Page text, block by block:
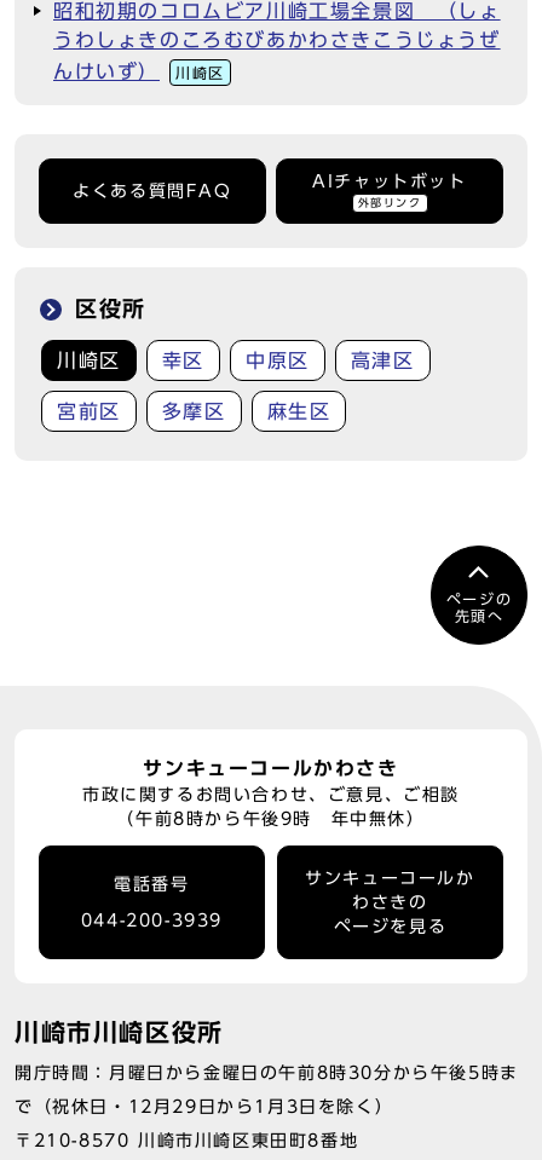
昭和初期のコロムビア川崎工場全景図 （しょ
うわしょきのころむびあかわさきこうじょうぜ
んけいず）
川崎区
よくある質問FAQ
AIチャットボット
外部リンク
区役所
川崎区 幸区 中原区 高津区
宮前区 多摩区 麻生区
ページの
先頭へ
サンキューコールかわさき
市政に関するお問い合わせ、ご意見、ご相談
（午前8時から午後9時 年中無休）
電話番号
044-200-3939
サンキューコールか
わさきの
ページを見る
川崎市川崎区役所
開庁時間：月曜日から金曜日の午前8時30分から午後5時ま
で（祝休日・12月29日から1月3日を除く）
〒210-8570 川崎市川崎区東田町8番地